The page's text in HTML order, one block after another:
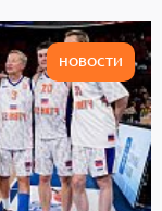
НОВОСТИ